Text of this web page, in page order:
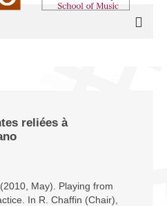
reliées à
May). Playing from
In R. Chaffin (Chair),